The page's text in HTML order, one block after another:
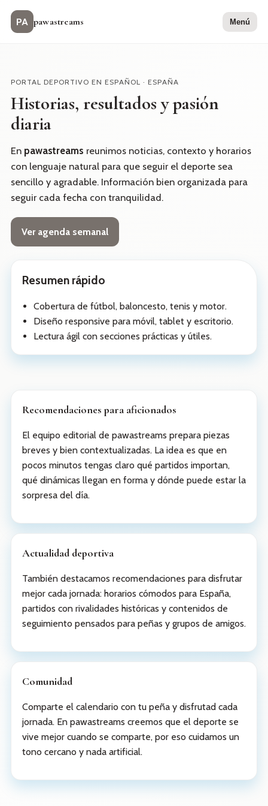
PA pawastreams Menú
PORTAL DEPORTIVO EN ESPAÑOL · ESPAÑA
Historias, resultados y pasión
diaria
En pawastreams reunimos noticias, contexto y horarios
con lenguaje natural para que seguir el deporte sea
sencillo y agradable. Información bien organizada para
seguir cada fecha con tranquilidad.
Ver agenda semanal
Resumen rápido
Cobertura de fútbol, baloncesto, tenis y motor.
Diseño responsive para móvil, tablet y escritorio.
Lectura ágil con secciones prácticas y útiles.
Recomendaciones para aficionados
El equipo editorial de pawastreams prepara piezas
breves y bien contextualizadas. La idea es que en
pocos minutos tengas claro qué partidos importan,
qué dinámicas llegan en forma y dónde puede estar la
sorpresa del día.
Actualidad deportiva
También destacamos recomendaciones para disfrutar
mejor cada jornada: horarios cómodos para España,
partidos con rivalidades históricas y contenidos de
seguimiento pensados para peñas y grupos de amigos.
Comunidad
Comparte el calendario con tu peña y disfrutad cada
jornada. En pawastreams creemos que el deporte se
vive mejor cuando se comparte, por eso cuidamos un
tono cercano y nada artificial.